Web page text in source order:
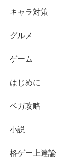
キャラ対策
グルメ
ゲーム
はじめに
ベガ攻略
小説
格ゲー上達論